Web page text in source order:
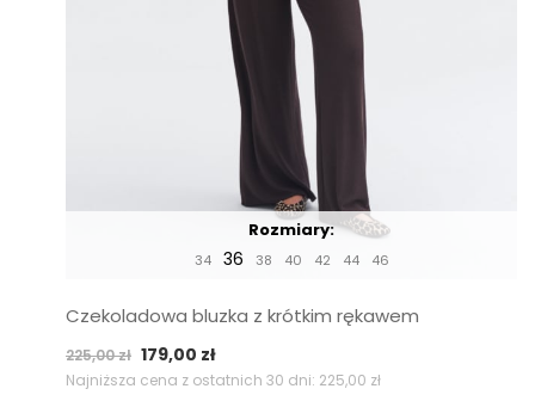
Rozmiary:
34 36 38 40 42 44 46
Czekoladowa bluzka z krótkim rękawem
225,00zł Pierwotna
cena
179,00 złAktualna
cena
Najniższa cena z ostatnich 30 dni: 225,00 zł